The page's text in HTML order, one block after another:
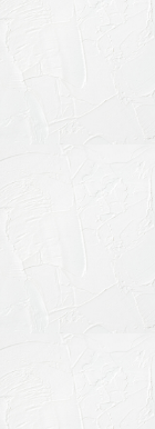
（被せ物など）
あります。当院
を用いた精密検
立案いたします
と連携し、包括
など、矯正に関
回のカウンセリ
を丁寧に伺い、